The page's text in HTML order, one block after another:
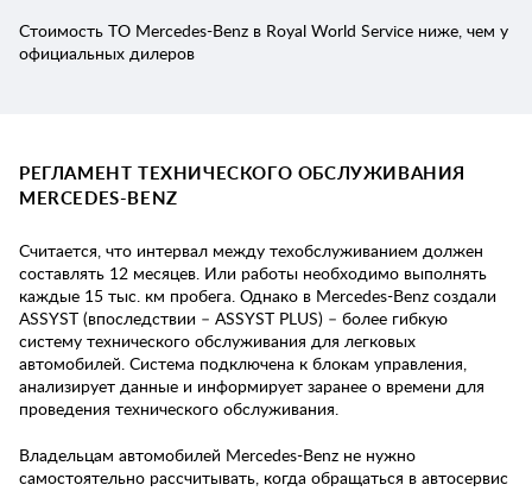
Стоимость ТО Mercedes-Benz в Royal World Service ниже, чем у
официальных дилеров
РЕГЛАМЕНТ ТЕХНИЧЕСКОГО ОБСЛУЖИВАНИЯ
MERCEDES-BENZ
Считается, что интервал между техобслуживанием должен
составлять 12 месяцев. Или работы необходимо выполнять
каждые 15 тыс. км пробега. Однако в Mercedes-Benz создали
ASSYST (впоследствии – ASSYST PLUS) – более гибкую
систему технического обслуживания для легковых
автомобилей. Система подключена к блокам управления,
анализирует данные и информирует заранее о времени для
проведения технического обслуживания.
Владельцам автомобилей Mercedes-Benz не нужно
самостоятельно рассчитывать, когда обращаться в автосервис